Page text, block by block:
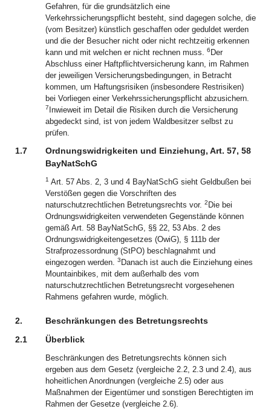
Gefahren, für die grundsätzlich eine
Verkehrssicherungspflicht besteht, sind dagegen solche, die
(vom Besitzer) künstlich geschaffen oder geduldet werden
und die der Besucher nicht oder nicht rechtzeitig erkennen
kann und mit welchen er nicht rechnen muss. 6 Der
Abschluss einer Haftpflichtversicherung kann, im Rahmen
der jeweiligen Versicherungsbedingungen, in Betracht
kommen, um Haftungsrisiken (insbesondere Restrisiken)
bei Vorliegen einer Verkehrssicherungspflicht abzusichern.
7 Inwieweit im Detail die Risiken durch die Versicherung
abgedeckt sind, ist von jedem Waldbesitzer selbst zu
prüfen.
1.7
Ordnungswidrigkeiten und Einziehung, Art. 57, 58
BayNatSchG
1 Art. 57 Abs. 2, 3 und 4 BayNatSchG sieht Geldbußen bei
Verstößen gegen die Vorschriften des
naturschutzrechtlichen Betretungsrechts vor. 2 Die bei
Ordnungswidrigkeiten verwendeten Gegenstände können
gemäß Art. 58 BayNatSchG, §§ 22, 53 Abs. 2 des
Ordnungswidrigkeitengesetzes (OwiG), § 111b der
Strafprozessordnung (StPO) beschlagnahmt und
eingezogen werden. 3 Danach ist auch die Einziehung eines
Mountainbikes, mit dem außerhalb des vom
naturschutzrechtlichen Betretungsrecht vorgesehenen
Rahmens gefahren wurde, möglich.
2.
Beschränkungen des Betretungsrechts
2.1
Überblick
Beschränkungen des Betretungsrechts können sich
ergeben aus dem Gesetz (vergleiche 2.2, 2.3 und 2.4), aus
hoheitlichen Anordnungen (vergleiche 2.5) oder aus
Maßnahmen der Eigentümer und sonstigen Berechtigten im
Rahmen der Gesetze (vergleiche 2.6).